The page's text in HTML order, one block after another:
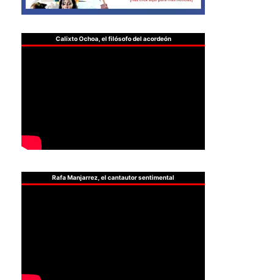
Calixto Ochoa, el filósofo del acordeón
Rafa Manjarrez, el cantautor sentimental